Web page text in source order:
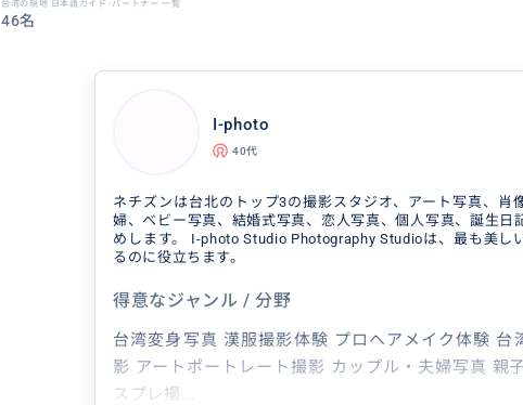
台湾の現地 日本語ガイド･パートナー 一覧
46名
I-photo
40代
ネチズンは台北のトップ3の撮影スタジオ、アート写真、肖
婦、ベビー写真、結婚式写真、恋人写真、個人写真、誕生日
めします。 I-photo Studio Photography Studioは、最も美し
るのに役立ちます。
得意なジャンル / 分野
台湾変身写真 漢服撮影体験 プロヘアメイク体験 台
影 アートポートレート撮影 カップル・夫婦写真 親
スプレ撮...